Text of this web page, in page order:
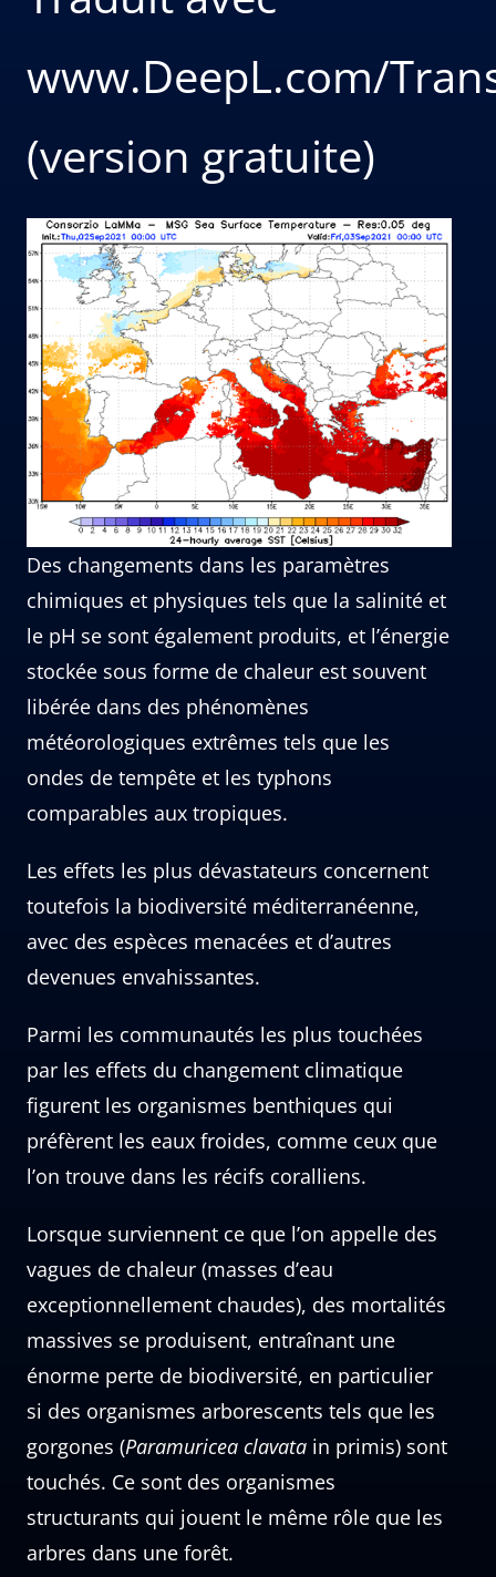
www.DeepL.com/
(version gratuite)
Des changements dans les paramètres
chimiques et physiques tels que la salinité et
le pH se sont également produits, et l’énergie
stockée sous forme de chaleur est souvent
libérée dans des phénomènes
météorologiques extrêmes tels que les
ondes de tempête et les typhons
comparables aux tropiques.
Les effets les plus dévastateurs concernent
toutefois la biodiversité méditerranéenne,
avec des espèces menacées et d’autres
devenues envahissantes.
Parmi les communautés les plus touchées
par les effets du changement climatique
figurent les organismes benthiques qui
préfèrent les eaux froides, comme ceux que
l’on trouve dans les récifs coralliens.
Lorsque surviennent ce que l’on appelle des
vagues de chaleur (masses d’eau
exceptionnellement chaudes), des mortalités
massives se produisent, entraînant une
énorme perte de biodiversité, en particulier
si des organismes arborescents tels que les
gorgones (Paramuricea clavata in primis) sont
touchés. Ce sont des organismes
structurants qui jouent le même rôle que les
arbres dans une forêt.